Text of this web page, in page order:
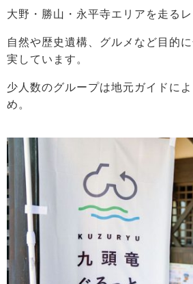
大野・勝山・永平寺エリアを走るレ
自然や歴史遺構、グルメなど目的
実しています。
少人数のグループは地元ガイドに
め。